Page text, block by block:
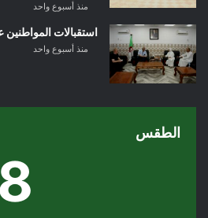
منذ أسبوع واحد
استقبالات
منذ أسبوع واحد
الطقس